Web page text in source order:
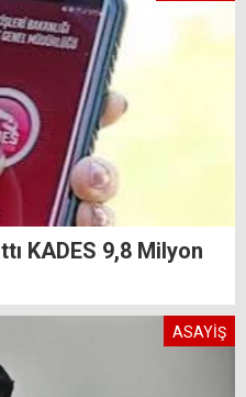
KADES 9,8 Milyon
ASAYİŞ